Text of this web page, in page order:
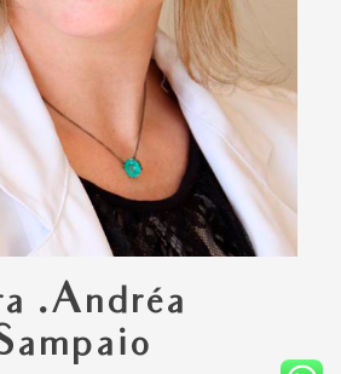
.Andréa